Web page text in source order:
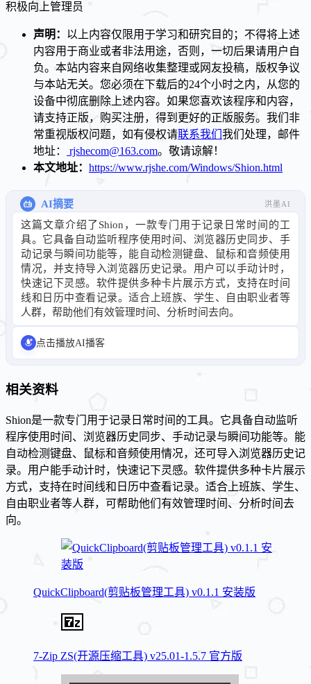
积极向上管理员
声明： 以上内容仅限用于学习和研究目的；不得将上述
内容用于商业或者非法用途，否则，一切后果请用户自
负。本站内容来自网络收集整理或网友投稿，版权争议
与本站无关。您必须在下载后的24个小时之内，从您的
设备中彻底删除上述内容。如果您喜欢该程序和内容，
请支持正版，购买注册，得到更好的正版服务。我们非
常重视版权问题，如有侵权请联系我们 我们处理，邮件
地址：
rjshecom@163.com。敬请谅解！
本文地址： https://www.rjshe.com/Windows/Shion.html
AI摘要 洪墨AI
这篇文章介绍了Shion，一款专门用于记录日常时间的工
具。它具备自动监听程序使用时间、浏览器历史同步、手
动记录与瞬间功能等，能自动检测键盘、鼠标和音频使用
情况，并支持导入浏览器历史记录。用户可以手动计时，
快速记下灵感。软件提供多种卡片展示方式，支持在时间
线和日历中查看记录。适合上班族、学生、自由职业者等
人群，帮助他们有效管理时间、分析时间去向。
点击播放AI播客
相关资料
Shion是一款专门用于记录日常时间的工具。它具备自动监听
程序使用时间、浏览器历史同步、手动记录与瞬间功能等。能
自动检测键盘、鼠标和音频使用情况，还可导入浏览器历史记
录。用户能手动计时，快速记下灵感。软件提供多种卡片展示
方式，支持在时间线和日历中查看记录。适合上班族、学生、
自由职业者等人群，可帮助他们有效管理时间、分析时间去
向。
QuickClipboard(剪贴板管理工具) v0.1.1 安装版
7-Zip ZS(开源压缩工具) v25.01-1.5.7 官方版